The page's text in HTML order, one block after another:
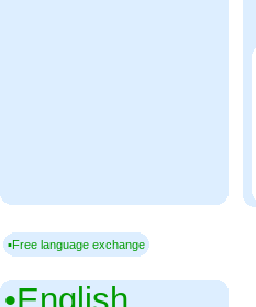
▪Free language exchange